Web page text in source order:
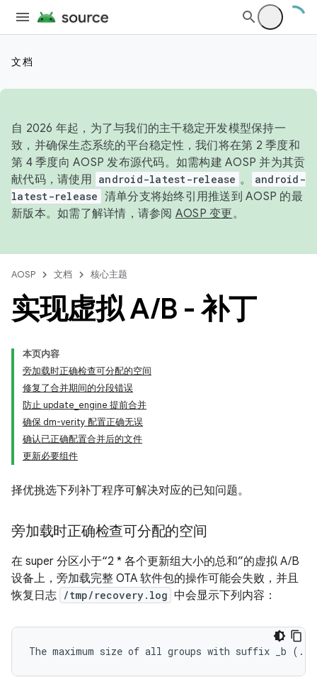
文档
自 2026 年起，为了与我们的主干稳定开发模型保持一
致，并确保生态系统的平台稳定性，我们将在第 2 季度和
第 4 季度向 AOSP 发布源代码。如需构建 AOSP 并为其贡
献代码，请使用 android-latest-release 。
android-
latest-release 清单分支将始终引用推送到 AOSP 的最
新版本。如需了解详情，请参阅 AOSP 变更。
AOSP 文档 核心主题
实现虚拟 A/B - 补丁
本页内容
旁加载时正确检查可分配的空间
修复了合并期间的分段错误
防止 update_engine 提前合并
确保 dm-verity 配置正确无误
确认已正确配置合并后的文件
更新必要组件
择优挑选下列补丁程序可解决对应的已知问题。
旁加载时正确检查可分配的空间
在 super 分区小于“2 * 各个更新组大小的总和”的虚拟 A/B
设备上，旁加载完整 OTA 软件包的操作可能会失败，并且
恢复日志 /tmp/recovery.log 中会显示下列内容：